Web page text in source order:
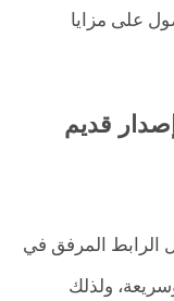
على مزايا
الرابط المرفق في
ولذلك